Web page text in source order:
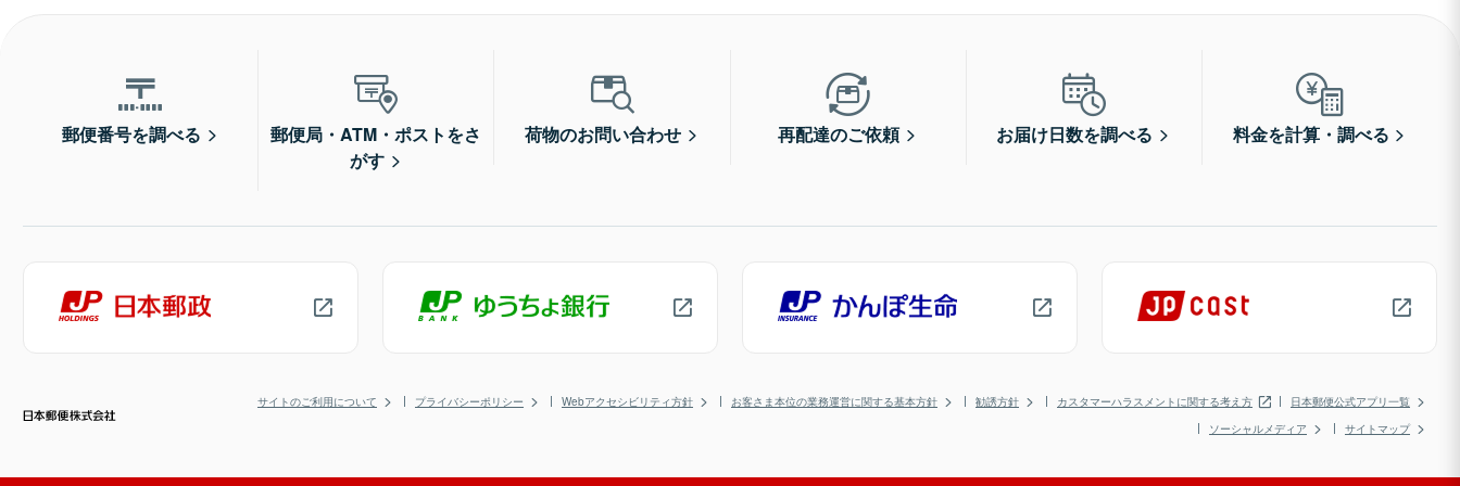
郵便番号を調べる
郵便局・ATM・ポストをさ
がす
荷物のお問い合わせ 再配達のご依頼 お届け日数を調べる 料金を計算・調べる
サイトのご利用について プライバシーポリシー Webアクセシビリティ方針 お客さま本位の業務運営に関する基本方針 勧誘方針 カスタマーハラスメントに関する考え方
日本郵便公式アプリ一覧
ソーシャルメディア
サイトマップ